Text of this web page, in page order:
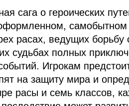
сага о героических
расах, ведущих
судьбах полных
Игрокам
на защиту мира и
расы и семь классов,